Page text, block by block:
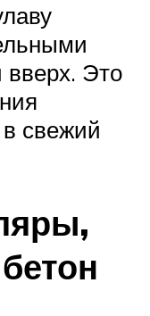
Это
свежий